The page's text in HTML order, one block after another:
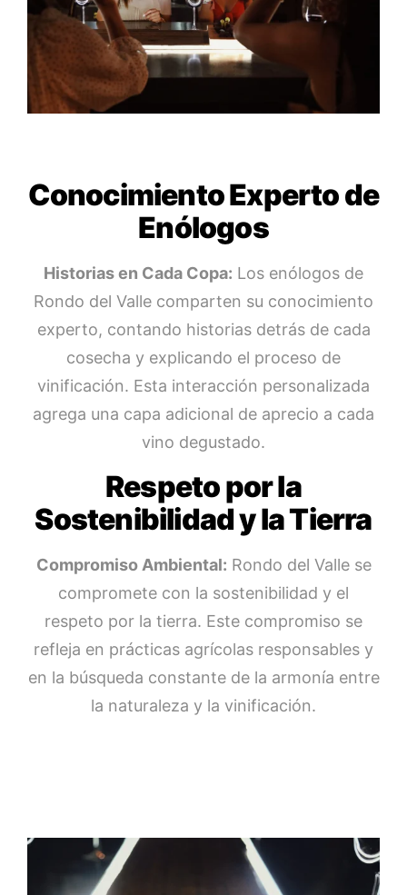
Conocimiento Experto de
Enólogos
Historias en Cada Copa: Los enólogos de
Rondo del Valle comparten su conocimiento
experto, contando historias detrás de cada
cosecha y explicando el proceso de
vinificación. Esta interacción personalizada
agrega una capa adicional de aprecio a cada
vino degustado.
Respeto por la
Sostenibilidad y la Tierra
Compromiso Ambiental: Rondo del Valle se
compromete con la sostenibilidad y el
respeto por la tierra. Este compromiso se
refleja en prácticas agrícolas responsables y
en la búsqueda constante de la armonía entre
la naturaleza y la vinificación.